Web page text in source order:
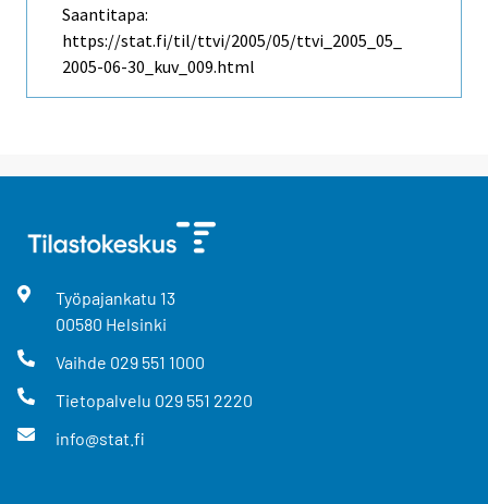
Saantitapa:
https://stat.fi/til/ttvi/2005/05/ttvi_2005_05_
2005-06-30_kuv_009.html
Työpajankatu 13
00580 Helsinki
Vaihde 029 551 1000
Tietopalvelu 029 551 2220
info@stat.fi